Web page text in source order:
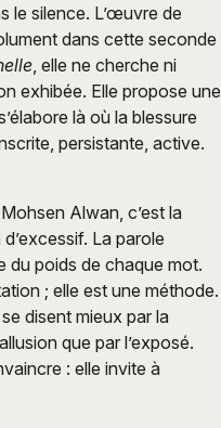
le silence. L’œuvre de
dans cette seconde
, elle ne cherche ni
exhibée. Elle propose une
là où la blessure
persistante, active.
Alwan, c’est la
La parole
du poids de chaque mot.
; elle est une méthode.
disent mieux par la
que par l’exposé.
: elle invite à